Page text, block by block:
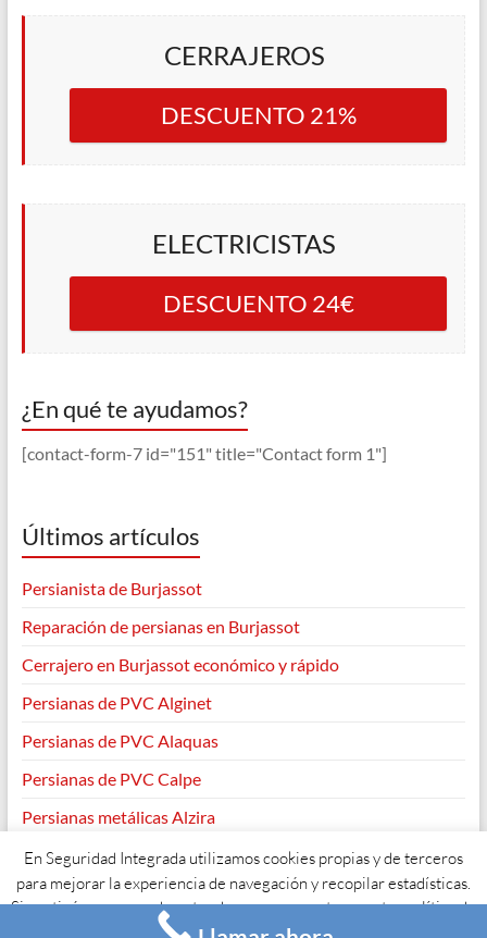
CERRAJEROS
DESCUENTO 21%
ELECTRICISTAS
DESCUENTO 24€
¿En qué te ayudamos?
[contact-form-7 id="151" title="Contact form 1"]
Últimos artículos
Persianista de Burjassot
Reparación de persianas en Burjassot
Cerrajero en Burjassot económico y rápido
Persianas de PVC Alginet
Persianas de PVC Alaquas
Persianas de PVC Calpe
Persianas metálicas Alzira
Copyright © 2026. Todos los derechos reservados. TemaSpaciousde
ThemeGrill. Funciona con: WordPress
En Seguridad Integrada utilizamos cookies propias y de terceros
para mejorar la experiencia de navegación y recopilar estadísticas.
Si continúas navegando entendemos que aceptas nuestra política de